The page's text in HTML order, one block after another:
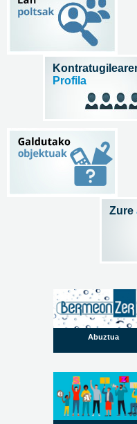
Abuztua
Profila
Zure